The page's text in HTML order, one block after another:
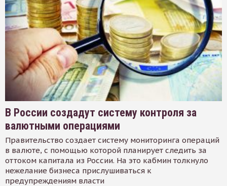
В России создадут систему контроля за
валютными операциями
Правительство создает систему мониторинга операций
в валюте, с помощью которой планирует следить за
оттоком капитала из России. На это кабмин толкнуло
нежелание бизнеса прислушиваться к
предупреждениям власти